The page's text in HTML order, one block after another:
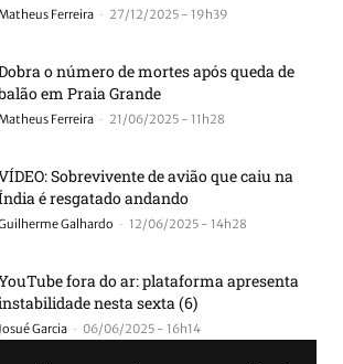
Matheus Ferreira - 27/12/2025 - 19h39
o número de mortes após queda de
em Praia Grande
Matheus Ferreira - 21/06/2025 - 11h28
Sobrevivente de avião que caiu na
é resgatado andando
Galhardo - 12/06/2025 - 14h28
fora do ar: plataforma apresenta
nesta sexta (6)
Josué Garcia - 06/06/2025 - 16h14